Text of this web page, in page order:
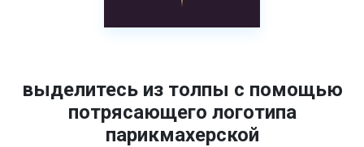
выделитесь из толпы с помощью
потрясающего логотипа
парикмахерской